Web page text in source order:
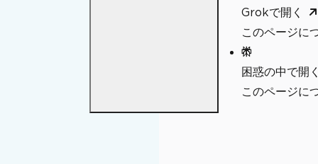
Grokで開く
このページに
困惑の中で開
このページに